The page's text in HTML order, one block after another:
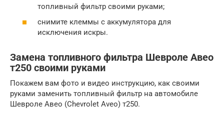
топливный фильтр своими руками;
снимите клеммы с аккумулятора для
исключения искры.
Замена топливного фильтра Шевроле Авео
т250 своими руками
Покажем вам фото и видео инструкцию, как своими
руками заменить топливный фильтр на автомобиле
Шевроле Авео (Chevrolet Aveo) т250.